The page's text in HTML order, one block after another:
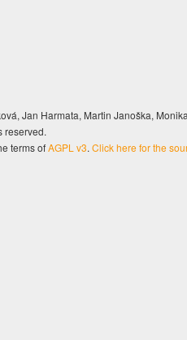
Jan Harmata, Martin Janoška,
reserved.
terms ofAGPL v3. Click here for the